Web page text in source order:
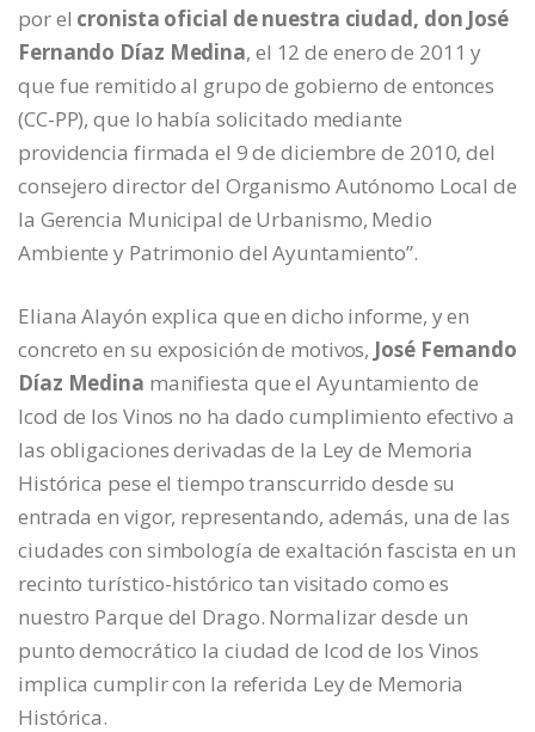
por el cronista oficial de nuestra ciudad, don José
Fernando Díaz Medina, el 12 de enero de 2011 y
que fue remitido al grupo de gobierno de entonces
(CC-PP), que lo había solicitado mediante
providencia firmada el 9 de diciembre de 2010, del
consejero director del Organismo Autónomo Local de
la Gerencia Municipal de Urbanismo, Medio
Ambiente y Patrimonio del Ayuntamiento”.
Eliana Alayón explica que en dicho informe, y en
concreto en su exposición de motivos, José Fernando
Díaz Medina manifiesta que el Ayuntamiento de
Icod de los Vinos no ha dado cumplimiento efectivo a
las obligaciones derivadas de la Ley de Memoria
Histórica pese el tiempo transcurrido desde su
entrada en vigor, representando, además, una de las
ciudades con simbología de exaltación fascista en un
recinto turístico-histórico tan visitado como es
nuestro Parque del Drago. Normalizar desde un
punto democrático la ciudad de Icod de los Vinos
implica cumplir con la referida Ley de Memoria
Histórica.